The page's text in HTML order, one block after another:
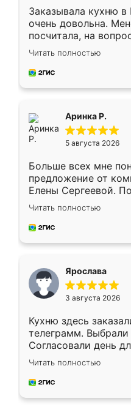
Заказывала кухню в
очень довольна.
посчитала, на
Замерщик приехал в
делу со всей
за день, ребята
Читать полностью
Аринка Р.
5 августа 2026
Больше всех мне
предложение от
Елены Сергеевой.
короткие сроки
для замера
предложил по моему
Читать полностью
Ярослава
3 августа 2026
Кухню здесь
телеграмм.
Согласовали день
недели кухня была
довольны работой.
мебель за
Читать полностью